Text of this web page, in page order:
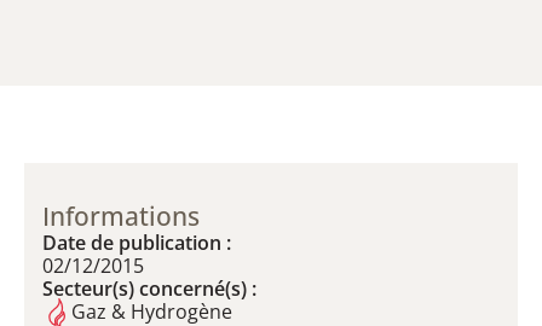
Informations
Date de publication :
02/12/2015
Secteur(s) concerné(s) :
Gaz & Hydrogène